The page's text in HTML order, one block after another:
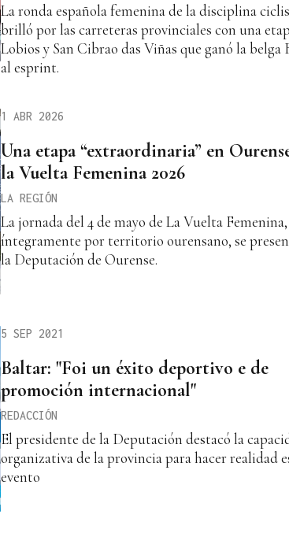
La ronda española femenina de la disciplina
brilló por las carreteras provinciales con una
Lobios y San Cibrao das Viñas que ganó la belga
al esprint.
1 ABR 2026
Una etapa “extraordinaria” en
la Vuelta Femenina 2026
LA REGIÓN
La jornada del 4 de mayo de La Vuelta Femenina,
íntegramente por territorio ourensano, se
la Deputación de Ourense.
5 SEP 2021
Baltar: "Foi un éxito deportivo e de
promoción internacional"
REDACCIÓN
El presidente de la Deputación destacó la
organizativa de la provincia para hacer realidad
evento